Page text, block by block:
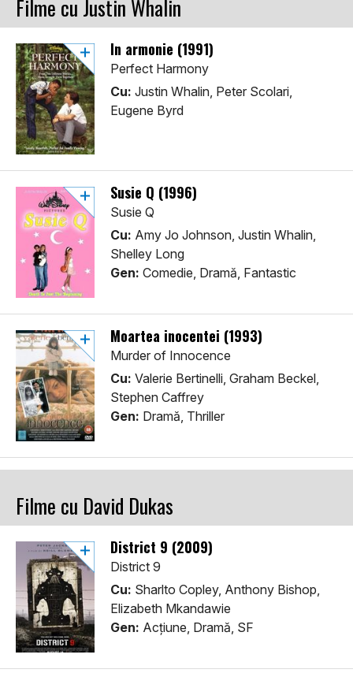
Filme cu Justin Whalin
În armonie (1991)
Perfect Harmony
Cu: Justin Whalin, Peter Scolari,
Eugene Byrd
Susie Q (1996)
Susie Q
Cu: Amy Jo Johnson, Justin Whalin,
Shelley Long
Gen: Comedie, Dramă, Fantastic
Moartea inocentei (1993)
Murder of Innocence
Cu: Valerie Bertinelli, Graham Beckel,
Stephen Caffrey
Gen: Dramă, Thriller
Filme cu David Dukas
District 9 (2009)
District 9
Cu: Sharlto Copley, Anthony Bishop,
Elizabeth Mkandawie
Gen: Acţiune, Dramă, SF